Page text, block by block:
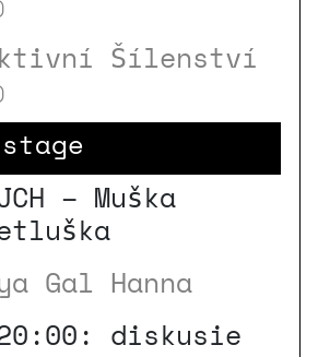
Šílenství
– Muška
Gal Hanna
diskusie